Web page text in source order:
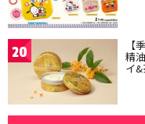
20 【
精
イ